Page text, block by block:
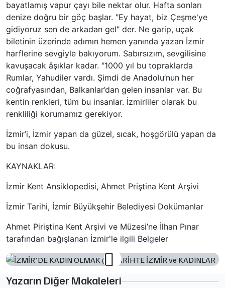
bayatlamış vapur çayı bile nektar olur. Hafta sonları
denize doğru bir göç başlar. "Ey hayat, biz Çeşme'ye
gidiyoruz sen de arkadan gel" der. Ne garip, uçak
biletinin üzerinde adımın hemen yanında yazan İzmir
harflerine sevgiyle bakıyorum. Sabırsızım, sevgilisine
kavuşacak âşıklar kadar. "1000 yıl bu topraklarda
Rumlar, Yahudiler vardı. Şimdi de Anadolu’nun her
coğrafyasından, Balkanlar’dan gelen insanlar var. Bu
kentin renkleri, tüm bu insanlar. İzmirliler olarak bu
renkliliği korumamız gerekiyor.
İzmir’i, İzmir yapan da güzel, sıcak, hoşgörülü yapan da
bu insan dokusu.
KAYNAKLAR:
İzmir Kent Ansiklopedisi, Ahmet Priştina Kent Arşivi
İzmir Tarihi, İzmir Büyükşehir Belediyesi Dokümanlar
Ahmet Piriştina Kent Arşivi ve Müzesi’ne İlhan Pınar
tarafından bağışlanan İzmir'le ilgili Belgeler
Yazarın Diğer Makaleleri